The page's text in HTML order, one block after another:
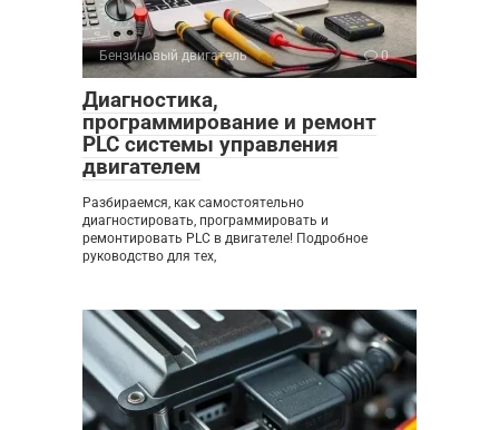
Бензиновый двигатель 0
Диагностика,
программирование и ремонт
PLC системы управления
двигателем
Разбираемся, как самостоятельно
диагностировать, программировать и
ремонтировать PLC в двигателе! Подробное
руководство для тех,